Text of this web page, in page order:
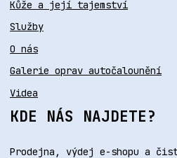
Kůže a její tajemství
Služby
O nás
Galerie oprav autočalounění
Videa
KDE NÁS NAJDETE?
Prodejna, výdej e-shopu a